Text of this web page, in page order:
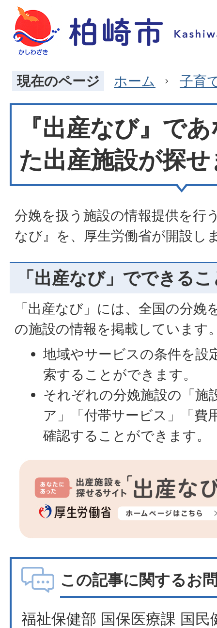
現在のページ ホーム 子育
『出産なび』で
た出産施設が探
分娩を扱う施設の情報提供を行
なび』を、厚生労働省が開設し
「出産なび」でできる
「出産なび」には、全国の分
の施設の情報を掲載しています
地域やサービスの条件を設
索することができます。
それぞれの分娩施設の「施
ア」「付帯サービス」「費
確認することができます。
この記事に関するお
福祉保健部 国保医療課 国民